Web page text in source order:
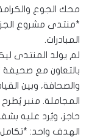
محك الجوع
*منتدى مشروع
المبادرات.
لم يولد المنتدى
بالتعاون مع صحيفة
والصحافة، وبين
المجاملة. منبر
حاجز، ويُرد عليه
الهدف واحد: *تكامل